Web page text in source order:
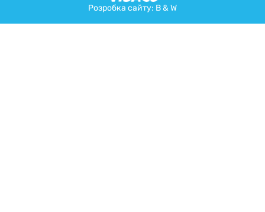
Розробка сайту: B & W